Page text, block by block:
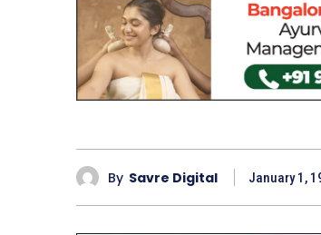
By Savre Digital January 1,